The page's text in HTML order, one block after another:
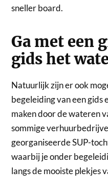
sneller board.
Ga met een
gids het
Natuurlijk zijn er ook
begeleiding van een gids
maken door de wateren
sommige
georganiseerde SUP-
waarbij je onder
langs de mooiste plekjes